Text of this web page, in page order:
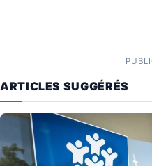
ARTICLES SUGGÉRÉS